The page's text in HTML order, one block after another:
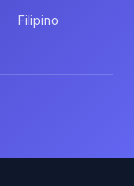
Filipino